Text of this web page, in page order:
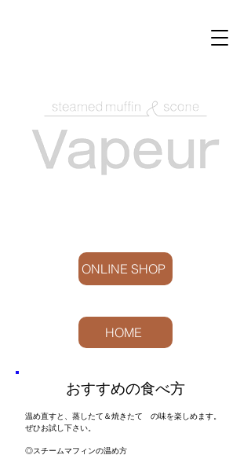
HOME
ONLINE SHOP
おすすめの食べ方
温め直すと、蒸したて＆焼きたて の味を楽しめます。
ぜひお試し下さい。
◎スチームマフィンの温め方